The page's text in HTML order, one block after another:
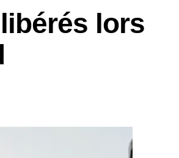
lors